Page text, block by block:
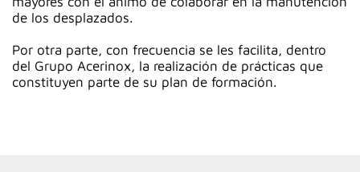
de los desplazados.
Por otra parte, con frecuencia se les facilita, dentro
del Grupo Acerinox, la realización de prácticas que
constituyen parte de su plan de formación.